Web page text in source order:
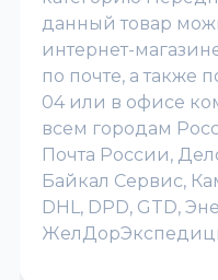
данный товар
интернет-
по почте, а также
04 или в офисе
всем городам
Почта России,
Байкал Сервис,
DHL, DPD, GTD,